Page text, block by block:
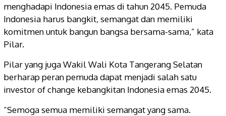
menghadapi Indonesia emas di tahun 2045. Pemuda
Indonesia harus bangkit, semangat dan memiliki
komitmen untuk bangun bangsa bersama-sama,” kata
Pilar.
Pilar yang juga Wakil Wali Kota Tangerang Selatan
berharap peran pemuda dapat menjadi salah satu
investor of change kebangkitan Indonesia emas 2045.
“Semoga semua memiliki semangat yang sama.